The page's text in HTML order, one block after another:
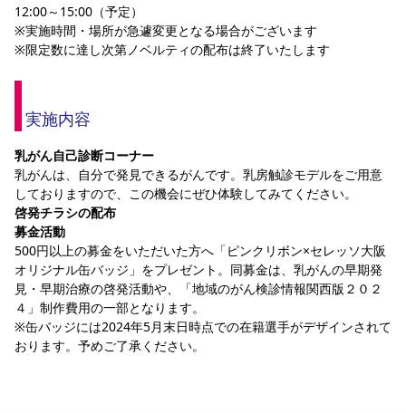
12:00～15:00（予定）
※実施時間・場所が急遽変更となる場合がございます
※限定数に達し次第ノベルティの配布は終了いたします
実施内容
乳がん自己診断コーナー
乳がんは、自分で発見できるがんです。乳房触診モデルをご用意
しておりますので、この機会にぜひ体験してみてください。
啓発チラシの配布
募金活動
500円以上の募金をいただいた方へ「ピンクリボン×セレッソ大阪
オリジナル缶バッジ」をプレゼント。同募金は、乳がんの早期発
見・早期治療の啓発活動や、「地域のがん検診情報関西版２０２
４」制作費用の一部となります。
※缶バッジには2024年5月末日時点での在籍選手がデザインされて
おります。予めご了承ください。